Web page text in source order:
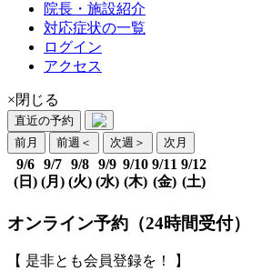
院長・施設紹介
対応症状の一覧
ログイン
アクセス
×閉じる
直近の予約
前月
前週 ＜ 次週 ＞ 次月
9/6
(日)
9/7
(月)
9/8
(火)
9/9
(水)
9/10
(木)
9/11
(金)
9/12
(土)
オンライン予約（24時間受付）
【 是非とも会員登録を！ 】